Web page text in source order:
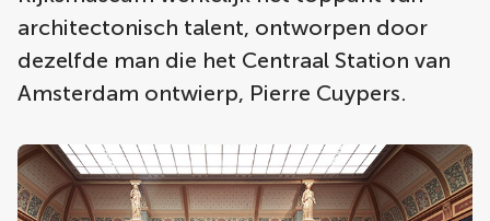
architectonisch talent, ontworpen door
dezelfde man die het Centraal Station van
Amsterdam ontwierp, Pierre Cuypers.